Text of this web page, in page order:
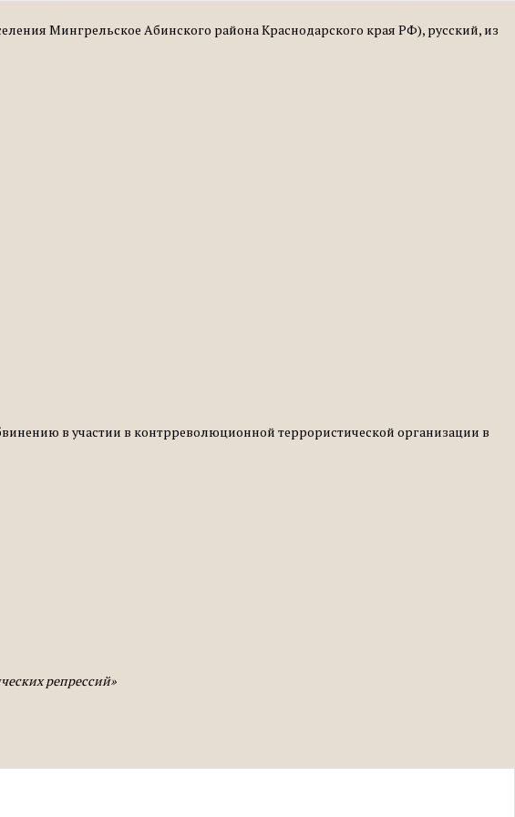
Мингрельское Абинского района Краснодарского края РФ), русский, из
в участии в контрреволюционной террористической организации в
репрессий»